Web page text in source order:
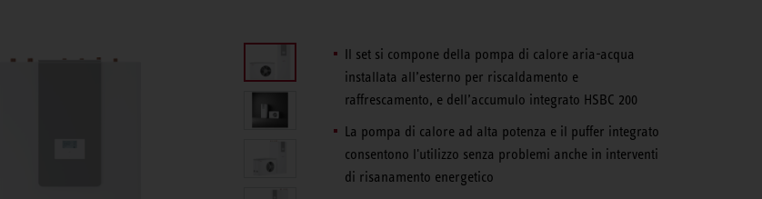
Il set si compone della pompa di calore aria-acqua
installata all’esterno per riscaldamento e
raffrescamento, e dell’accumulo integrato HSBC 200
La pompa di calore ad alta potenza e il puffer integrato
consentono l'utilizzo senza problemi anche in interventi
di risanamento energetico